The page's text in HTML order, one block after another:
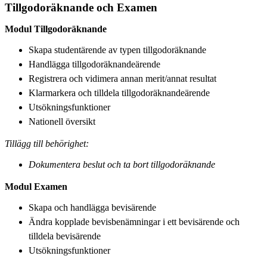
Tillgodoräknande och Examen
Modul Tillgodoräknande
Skapa studentärende av typen tillgodoräknande
Handlägga tillgodoräknandeärende
Registrera och vidimera annan merit/annat resultat
Klarmarkera och tilldela tillgodoräknandeärende
Utsökningsfunktioner
Nationell översikt
Tillägg till behörighet:
Dokumentera beslut och ta bort tillgodoräknande
Modul Examen
Skapa och handlägga bevisärende
Ändra kopplade bevisbenämningar i ett bevisärende och
tilldela bevisärende
Utsökningsfunktioner